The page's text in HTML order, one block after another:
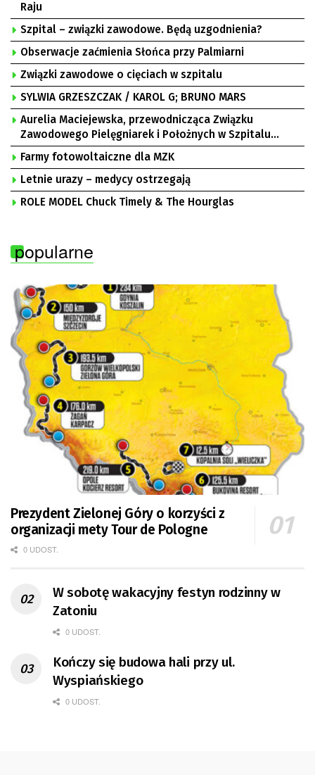
Raju
Szpital – związki zawodowe. Będą uzgodnienia?
Obserwacje zaćmienia Słońca przy Palmiarni
Związki zawodowe o cięciach w szpitalu
SYLWIA GRZESZCZAK / KAROL G; BRUNO MARS
Aurelia Maciejewska, przewodnicząca Związku
Zawodowego Pielęgniarek i Położnych w Szpitalu
Uniwersyteckim w Zielonej Górze, Bogusław
Motowidełko, przewodniczący Zarządu Regionu NSZZ
„Solidarność” Zielona Góra
Farmy fotowoltaiczne dla MZK
Letnie urazy – medycy ostrzegają
ROLE MODEL Chuck Timely & The Hourglas
popularne
Prezydent Zielonej Góry o korzyści z
organizacji mety Tour de Pologne
0 UDOST.
W sobotę wakacyjny festyn rodzinny w
Zatoniu
0 UDOST.
Kończy się budowa hali przy ul.
Wyspiańskiego
0 UDOST.